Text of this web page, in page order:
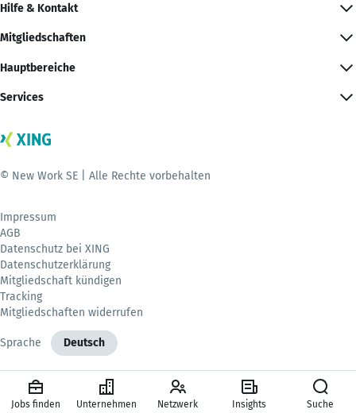
Hilfe & Kontakt
Mitgliedschaften
Hauptbereiche
Services
© New Work SE | Alle Rechte vorbehalten
Impressum
AGB
Datenschutz bei XING
Datenschutzerklärung
Mitgliedschaft kündigen
Tracking
Mitgliedschaften widerrufen
Sprache Deutsch
Jobs finden Unternehmen Netzwerk Insights Suche